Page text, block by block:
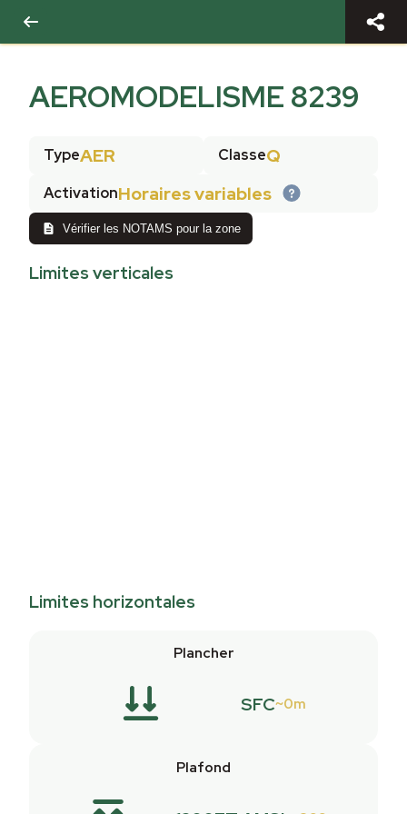
AEROMODELISME 8239
TypeAER ClasseQ
ActivationHoraires variables
Vérifier les NOTAMS pour la zone
Limites verticales
Limites horizontales
Plancher
SFC 0m
Plafond